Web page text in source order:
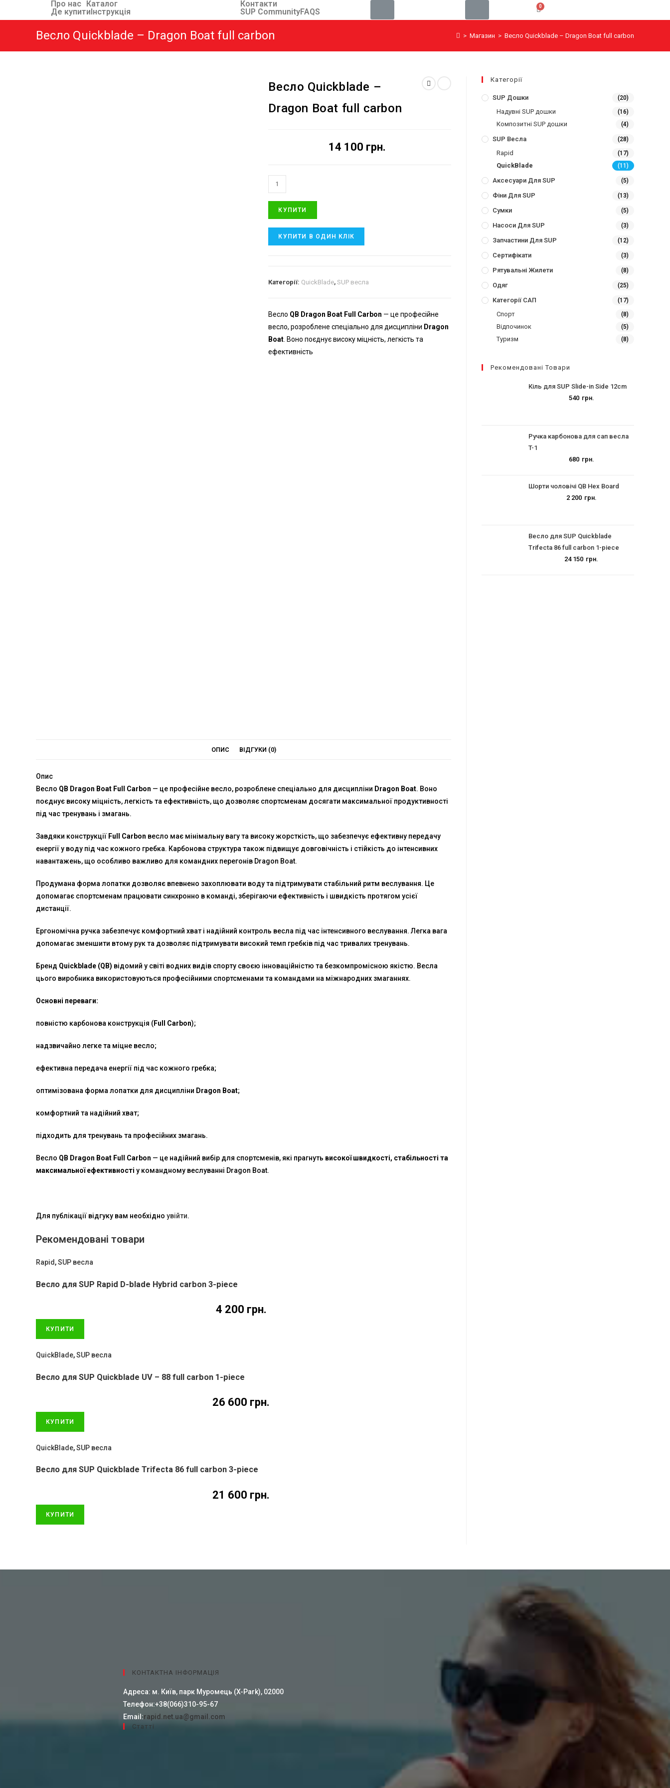
Про нас Каталог
Де купитиІнструкція
Контакти
SUP CommunityFAQS
Весло Quickblade – Dragon Boat full carbon > Магазин > Весло Quickblade – Dragon Boat full carbon
Весло Quickblade –
Dragon Boat full carbon
грн.
14 100
КУПИТИ
КУПИТИ В ОДИН КЛІК
Категорії: QuickBlade,SUP весла
Весло QB Dragon Boat Full Carbon — це професійне
весло, розроблене спеціально для дисципліни Dragon
Boat . Воно поєднує високу міцність, легкість та
ефективність
ОПИС ВІДГУКИ (0)
Опис
Весло QB Dragon Boat Full Carbon — це професійне весло, розроблене спеціально для дисципліни Dragon Boat. Воно
поєднує високу міцність, легкість та ефективність, що дозволяє спортсменам досягати максимальної продуктивності
під час тренувань і змагань.
Завдяки конструкції Full Carbon весло має мінімальну вагу та високу жорсткість, що забезпечує ефективну передачу
енергії у воду під час кожного гребка. Карбонова структура також підвищує довговічність і стійкість до інтенсивних
навантажень, що особливо важливо для командних перегонів Dragon Boat.
Продумана форма лопатки дозволяє впевнено захоплювати воду та підтримувати стабільний ритм веслування. Це
допомагає спортсменам працювати синхронно в команді, зберігаючи ефективність і швидкість протягом усієї
дистанції.
Ергономічна ручка забезпечує комфортний хват і надійний контроль весла під час інтенсивного веслування. Легка вага
допомагає зменшити втому рук та дозволяє підтримувати високий темп гребків під час тривалих тренувань.
Бренд Quickblade (QB) відомий у світі водних видів спорту своєю інноваційністю та безкомпромісною якістю. Весла
цього виробника використовуються професійними спортсменами та командами на міжнародних змаганнях.
Основні переваги:
повністю карбонова конструкція (Full Carbon);
надзвичайно легке та міцне весло;
ефективна передача енергії під час кожного гребка;
оптимізована форма лопатки для дисципліни Dragon Boat;
комфортний та надійний хват;
підходить для тренувань та професійних змагань.
Весло QB Dragon Boat Full Carbon — це надійний вибір для спортсменів, які прагнуть високої швидкості, стабільності та
максимальної ефективності у командному веслуванні Dragon Boat.
Для публікації відгуку вам необхідно увійти.
Рекомендовані товари
Rapid ,SUP весла
Весло для SUP Rapid D-blade Hybrid carbon 3-piece
грн.
4 200
КУПИТИ
QuickBlade,SUP весла
Весло для SUP Quickblade UV – 88 full carbon 1-piece
грн.
26 600
КУПИТИ
QuickBlade,SUP весла
Весло для SUP Quickblade Trifecta 86 full carbon 3-piece
грн.
21 600
КУПИТИ
Категорії
SUP Дошки (20)
Надувні SUP дошки (16)
Композитні SUP дошки (4)
SUP Весла (28)
Rapid (17)
QuickBlade (11)
Аксесуари Для SUP (5)
Фіни Для SUP (13)
Сумки (5)
Насоси Для SUP (3)
Запчастини Для SUP (12)
Сертифікати (3)
Рятувальні Жилети (8)
Одяг (25)
Категорії САП (17)
Спорт (8)
Відпочинок (5)
Туризм (8)
Рекомендовані Товари
Кіль для SUP Slide-in Side 12cm
грн.
540
Ручка карбонова для сап весла
T-1
грн.
680
Шорти чоловічі QB Hex Board
грн.
2 200
Весло для SUP Quickblade
Trifecta 86 full carbon 1-piece
грн.
24 150
КОНТАКТНА ІНФОРМАЦІЯ
Адреса: м. Київ, парк Муромець (X-Park), 02000
Телефон:+38(066)310-95-67
Email:rapid.net.ua@gmail.com
Cтатті